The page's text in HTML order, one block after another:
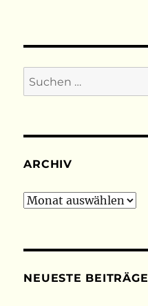
Suchen
nach:
ARCHIV
Archiv
NEUESTE BEITRÄGE